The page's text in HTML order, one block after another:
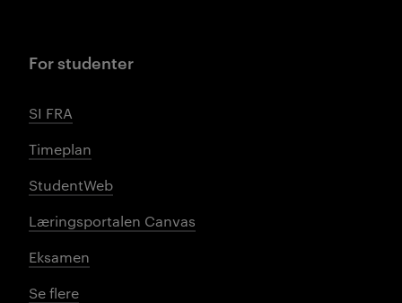
For studenter
SI FRA
Timeplan
StudentWeb
Læringsportalen Canvas
Eksamen
Se flere